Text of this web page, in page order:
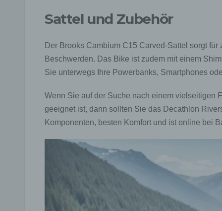
Sattel und Zubehör
Der Brooks Cambium C15 Carved-Sattel sorgt
Beschwerden. Das Bike ist zudem mit einem
Sie unterwegs Ihre Powerbanks, Smartphones
Wenn Sie auf der Suche nach einem vielseitigen
geeignet ist, dann sollten Sie das Decathlon
Komponenten, besten Komfort und ist online bei